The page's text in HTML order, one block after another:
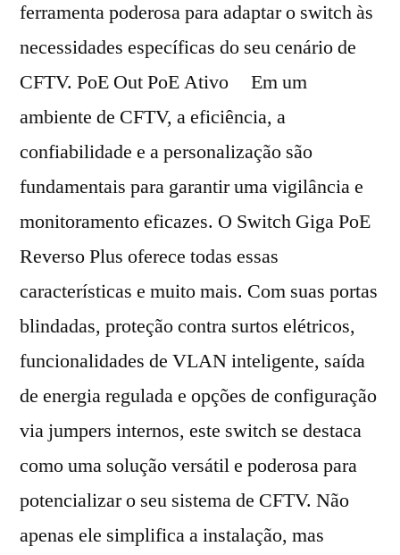
ferramenta poderosa para adaptar o switch às
necessidades específicas do seu cenário de
CFTV. PoE Out PoE Ativo Em um
ambiente de CFTV, a eficiência, a
confiabilidade e a personalização são
fundamentais para garantir uma vigilância e
monitoramento eficazes. O Switch Giga PoE
Reverso Plus oferece todas essas
características e muito mais. Com suas portas
blindadas, proteção contra surtos elétricos,
funcionalidades de VLAN inteligente, saída
de energia regulada e opções de configuração
via jumpers internos, este switch se destaca
como uma solução versátil e poderosa para
potencializar o seu sistema de CFTV. Não
apenas ele simplifica a instalação, mas